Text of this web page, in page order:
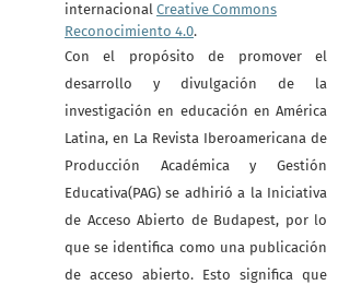
internacional Creative Commons
Reconocimiento 4.0.
Con el propósito de promover el
desarrollo y divulgación de la
investigación en educación en América
Latina, en La Revista Iberoamericana de
Producción Académica y Gestión
Educativa(PAG) se adhirió a la Iniciativa
de Acceso Abierto de Budapest, por lo
que se identifica como una publicación
de acceso abierto. Esto significa que